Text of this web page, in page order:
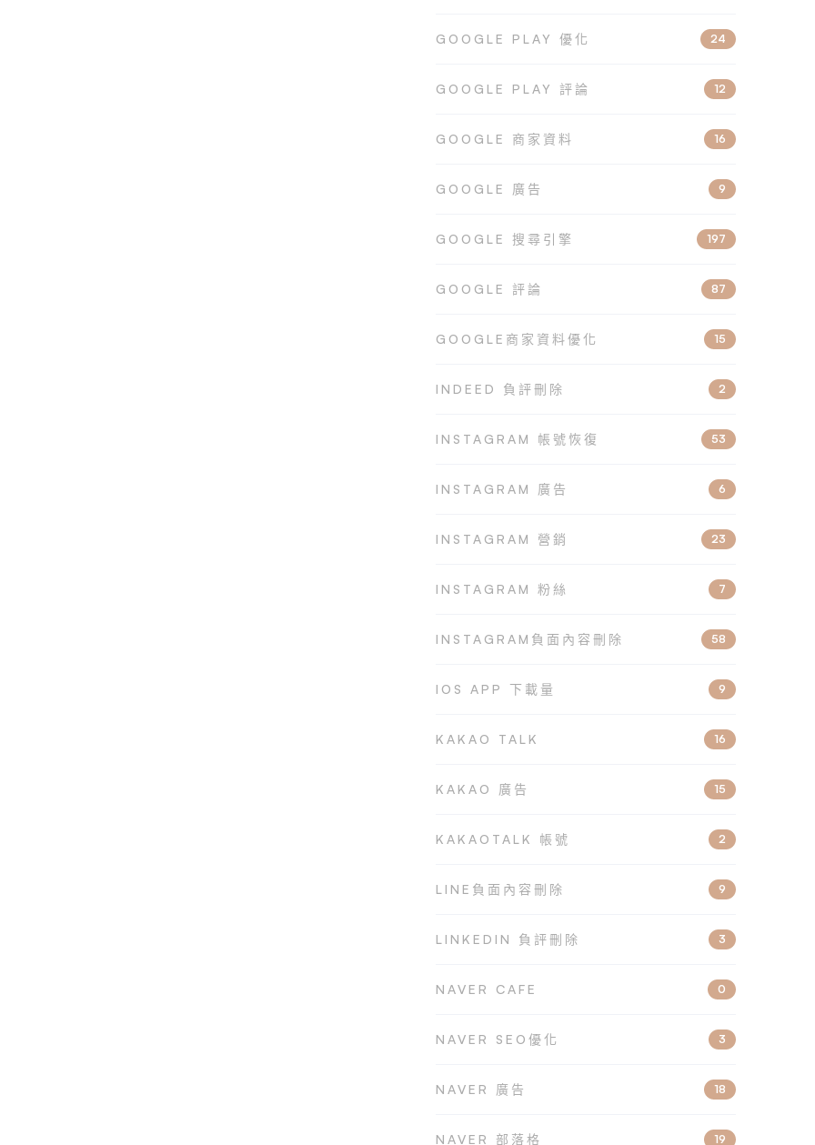
GOOGLE PLAY 優化 24
GOOGLE PLAY 評論 12
GOOGLE 商家資料 16
GOOGLE 廣告 9
GOOGLE 搜尋引擎 197
GOOGLE 評論 87
GOOGLE商家資料優化 15
INDEED 負評刪除 2
INSTAGRAM 帳號恢復 53
INSTAGRAM 廣告 6
INSTAGRAM 營銷 23
INSTAGRAM 粉絲 7
INSTAGRAM負面內容刪除 58
IOS APP 下載量 9
KAKAO TALK 16
KAKAO 廣告 15
KAKAOTALK 帳號 2
LINE負面內容刪除 9
LINKEDIN 負評刪除 3
NAVER CAFE 0
NAVER SEO優化 3
NAVER 廣告 18
NAVER 部落格 19